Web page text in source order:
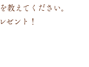
教えてください。
ゼント！